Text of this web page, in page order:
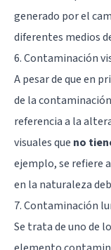
generado por el
diferentes medios
6. Contaminación
A pesar de que en
de la
referencia a la
visuales que no
ejemplo, se refiere
en la naturaleza
7. Contaminación
Se trata de uno de